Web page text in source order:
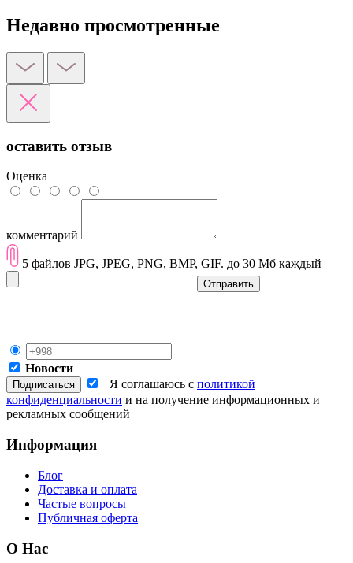
Недавно просмотренные
оставить отзыв
Оценка
комментарий
5 файлов JPG, JPEG, PNG, BMP, GIF. до 30 Мб каждый
Отправить
Новости
Я соглашаюсь с политикой
конфиденциальности и на получение информационных и
рекламных сообщений
Информация
Блог
Доставка и оплата
Частые вопросы
Публичная оферта
О Нас